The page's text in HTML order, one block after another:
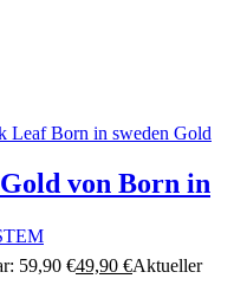
Gold von Born in
59,90 €49,90 €Aktueller